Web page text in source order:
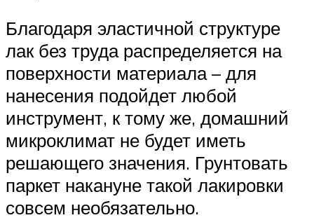
Благодаря эластичной структуре
лак без труда распределяется на
поверхности материала – для
нанесения подойдет любой
инструмент, к тому же, домашний
микроклимат не будет иметь
решающего значения. Грунтовать
паркет накануне такой лакировки
совсем необязательно.